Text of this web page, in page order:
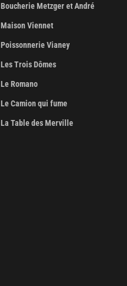
Boucherie Metzger et André
Maison Viennet
Poissonnerie Vianey
Les Trois Dômes
Le Romano
Le Camion qui fume
La Table des Merville